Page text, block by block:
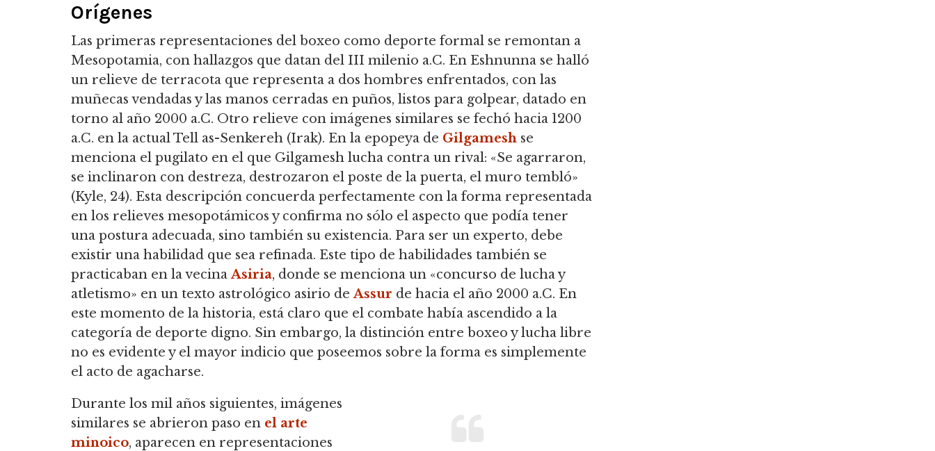
Orígenes
Las primeras representaciones del boxeo como deporte formal se remontan a
Mesopotamia, con hallazgos que datan del III milenio a.C. En Eshnunna se halló
un relieve de terracota que representa a dos hombres enfrentados, con las
muñecas vendadas y las manos cerradas en puños, listos para golpear, datado en
torno al año 2000 a.C. Otro relieve con imágenes similares se fechó hacia 1200
a.C. en la actual Tell as-Senkereh (Irak). En la epopeya de Gilgamesh se
menciona el pugilato en el que Gilgamesh lucha contra un rival: «Se agarraron,
se inclinaron con destreza, destrozaron el poste de la puerta, el muro tembló»
(Kyle, 24). Esta descripción concuerda perfectamente con la forma representada
en los relieves mesopotámicos y confirma no sólo el aspecto que podía tener
una postura adecuada, sino también su existencia. Para ser un experto, debe
existir una habilidad que sea refinada. Este tipo de habilidades también se
practicaban en la vecinaAsiria, donde se menciona un «concurso de lucha y
atletismo» en un texto astrológico asirio deAssur de hacia el año 2000 a.C. En
este momento de la historia, está claro que el combate había ascendido a la
categoría de deporte digno. Sin embargo, la distinción entre boxeo y lucha libre
no es evidente y el mayor indicio que poseemos sobre la forma es simplemente
el acto de agacharse.
Durante los mil años siguientes, imágenes
similares se abrieron paso en el arte
minoico, aparecen en representaciones